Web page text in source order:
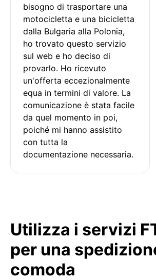
bisogno di trasportare una
motocicletta e una bicicletta
dalla Bulgaria alla Polonia,
ho trovato questo servizio
sul web e ho deciso di
provarlo. Ho ricevuto
un'offerta eccezionalmente
equa in termini di valore. La
comunicazione è stata facile
da quel momento in poi,
poiché mi hanno assistito
con tutta la
documentazione necessaria.
Utilizza i servizi
per una
comoda